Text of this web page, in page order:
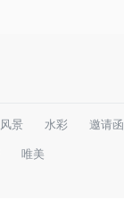
风景 水彩 邀请函
唯美